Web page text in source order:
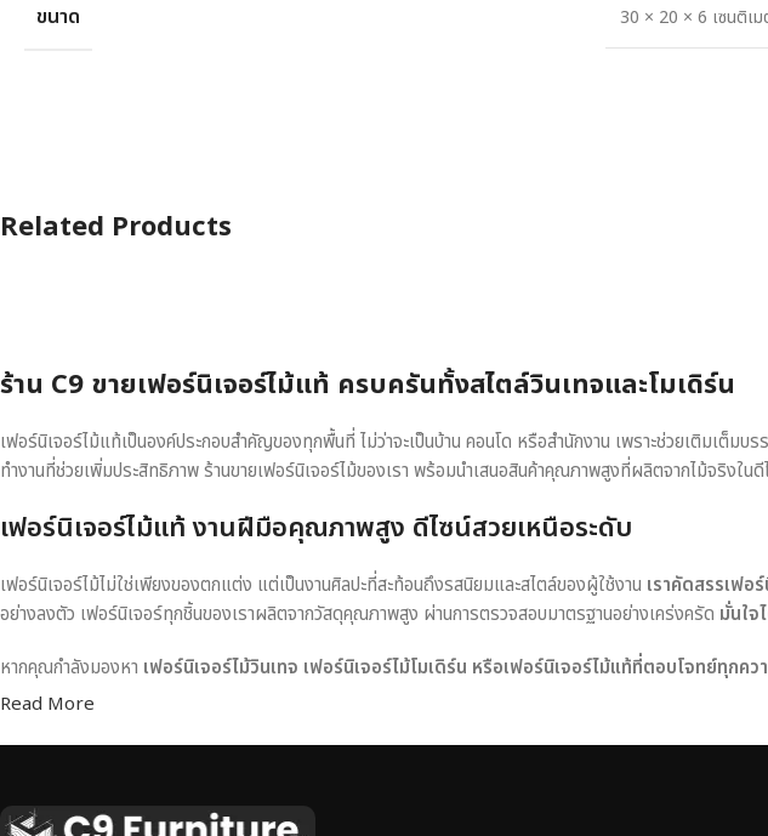
ขนาด 30 × 20 × 6 เซนติเม
Related Products
ร้าน C9 ขายเฟอร์นิเจอร์ไม้แท้ ครบครันทั้งสไตล์วินเทจและโมเดิร์น
เฟอร์นิเจอร์ไม้แท้เป็นองค์ประกอบสำคัญของทุกพื้นที่ ไม่ว่าจะเป็นบ้าน คอนโด หรือสำนักงาน เพราะช่วยเติมเต็
ทำงานที่ช่วยเพิ่มประสิทธิภาพ ร้านขายเฟอร์นิเจอร์ไม้ของเรา พร้อมนำเสนอสินค้าคุณภาพสูงที่ผลิตจากไม้จริงใน
เฟอร์นิเจอร์ไม้แท้ งานฝีมือคุณภาพสูง ดีไซน์สวยเหนือระดับ
เฟอร์นิเจอร์ไม้ไม่ใช่เพียงของตกแต่ง แต่เป็นงานศิลปะที่สะท้อนถึงรสนิยมและสไตล์ของผู้ใช้งาน เราคัดสรรเฟอ
อย่างลงตัว เฟอร์นิเจอร์ทุกชิ้นของเราผลิตจากวัสดุคุณภาพสูง ผ่านการตรวจสอบมาตรฐานอย่างเคร่งครัด มั่นใจ
หากคุณกำลังมองหา เฟอร์นิเจอร์ไม้วินเทจ เฟอร์นิเจอร์ไม้โมเดิร์น หรือเฟอร์นิเจอร์ไม้แท้ที่ตอบโจทย์ทุกคว
Read More